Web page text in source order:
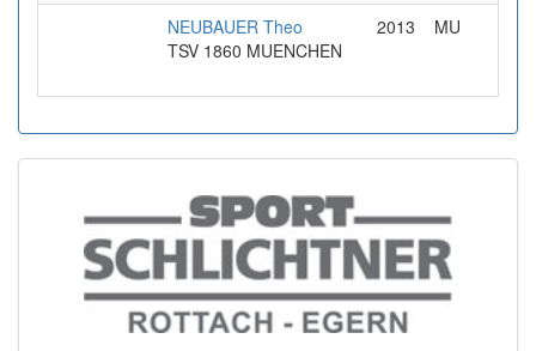
NEUBAUER Theo
TSV 1860 MUENCHEN
2013 MU